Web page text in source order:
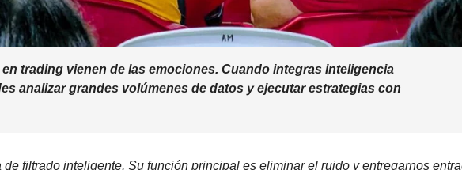
trading vienen de las emociones. Cuando integras inteligencia
analizar grandes volúmenes de datos y ejecutar estrategias con
filtrado inteligente. Su función principal es eliminar el ruido y entregarnos